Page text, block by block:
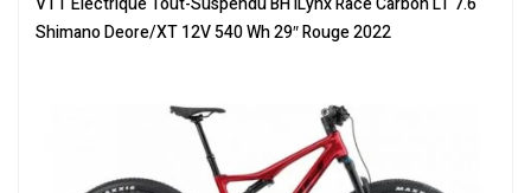
Électriques
Shimano Deore/XT 12V 540 Wh 29″ Rouge 2022